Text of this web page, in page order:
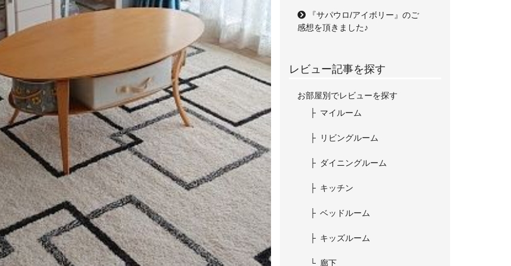
『サパウロ/アイボリー』のご
感想を頂きました♪
レビュー記事を探す
お部屋別でレビューを探す
マイルーム
リビングルーム
ダイニングルーム
キッチン
ベッドルーム
キッズルーム
廊下